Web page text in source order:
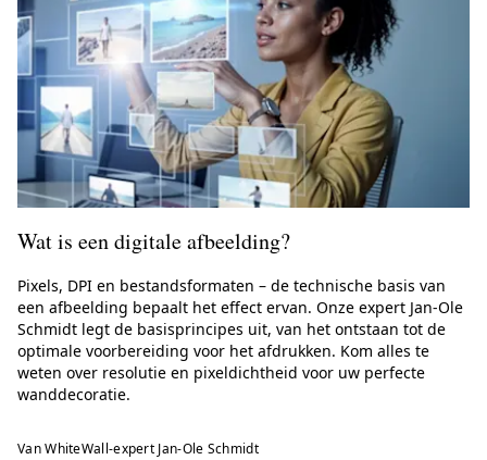
Wat is een digitale afbeelding?
Pixels, DPI en bestandsformaten – de technische basis van
een afbeelding bepaalt het effect ervan. Onze expert Jan-Ole
Schmidt legt de basisprincipes uit, van het ontstaan tot de
optimale voorbereiding voor het afdrukken. Kom alles te
weten over resolutie en pixeldichtheid voor uw perfecte
wanddecoratie.
Van WhiteWall-expert Jan-Ole Schmidt